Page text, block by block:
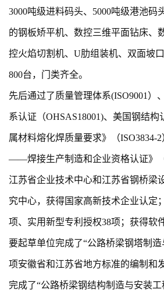
3000吨级进料码头、5000吨级港池码
的钢板矫平机、数控三维平面钻床、
控火焰切割机、U肋组装机、双面坡
800台，门类齐全。
先后通过了质量管理体系(ISO9001）
系认证（OHSAS18001)、美国钢结
属材料熔化焊质量要求》（ISO3834-
——焊接生产制造和企业资格认证》
江苏省企业技术中心和江苏省钢桥梁
究中心，获得国家高新技术企业认定
项、实用新型专利授权38项；获得软
要起草单位完成了“公路桥梁钢塔制
项安徽省和江苏省地方标准的编制和
完成了“公路桥梁钢结构制造与安装